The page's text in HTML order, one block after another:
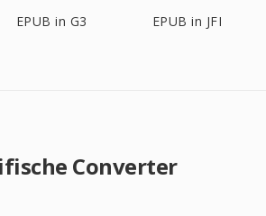
EPUB in G3 EPUB in JFI
Converter